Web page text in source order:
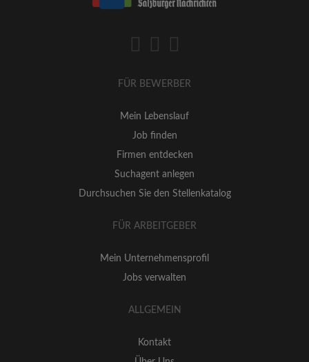
FÜR BEWERBER
Mein Lebenslauf
Job finden
Firmen entdecken
Suchagent anlegen
Durchsuchen Sie den Stellenkatalog
FÜR ARBEITGEBER
Mein Unternehmensprofil
Jobs verwalten
ALLGEMEIN
Kontakt